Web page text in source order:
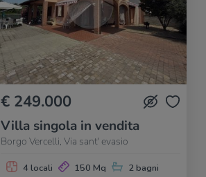
€ 249.000
Villa singola in vendita
Borgo Vercelli, Via sant' evasio
4 locali 150 Mq 2 bagni